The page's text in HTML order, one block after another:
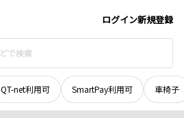
ログイン新規登録
QT-net利用可 SmartPay利用可 車椅子